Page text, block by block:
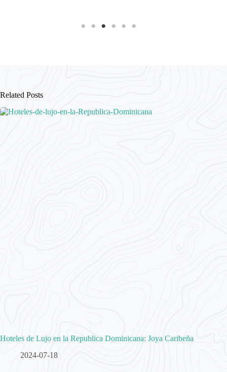
Related Posts
Hoteles de Lujo en la Republica Dominicana: Joya Caribeña
2024-07-18